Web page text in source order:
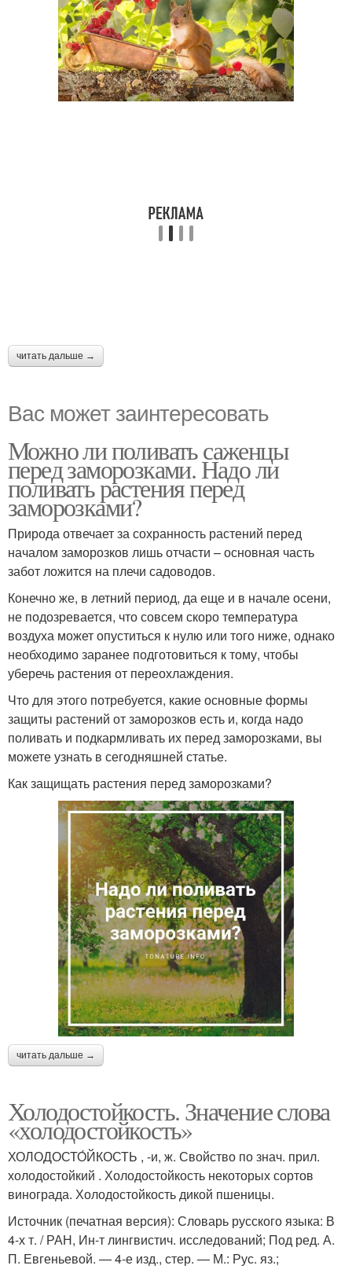
читать дальше →
Вас может заинтересовать
Можно ли поливать саженцы
перед заморозками. Надо ли
поливать растения перед
заморозками?
Природа отвечает за сохранность растений перед
началом заморозков лишь отчасти – основная часть
забот ложится на плечи садоводов.
Конечно же, в летний период, да еще и в начале осени,
не подозревается, что совсем скоро температура
воздуха может опуститься к нулю или того ниже, однако
необходимо заранее подготовиться к тому, чтобы
уберечь растения от переохлаждения.
Что для этого потребуется, какие основные формы
защиты растений от заморозков есть и, когда надо
поливать и подкармливать их перед заморозками, вы
можете узнать в сегодняшней статье.
Как защищать растения перед заморозками?
читать дальше →
Холодостойкость. Значение слова
«холодостойкость»
ХОЛОДОСТО́ЙКОСТЬ , -и, ж. Свойство по знач. прил.
холодостойкий . Холодостойкость некоторых сортов
винограда. Холодостойкость дикой пшеницы.
Источник (печатная версия): Словарь русского языка: В
4-х т. / РАН, Ин-т лингвистич. исследований; Под ред. А.
П. Евгеньевой. — 4-е изд., стер. — М.: Рус. яз.;